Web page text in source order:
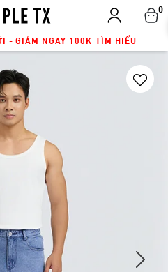
- GIẢM NGAY 100K TÌM HIỂU
0
Next